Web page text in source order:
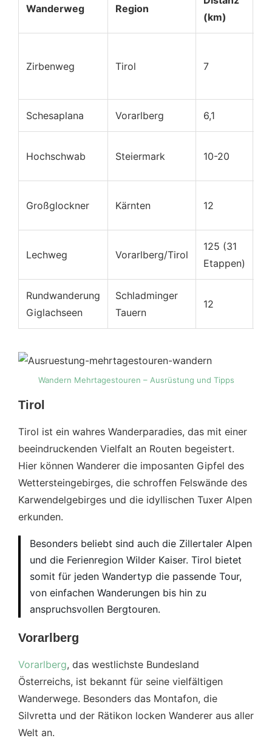
Wanderweg Region
(km)
Zirbenweg Tirol 7
Schesaplana Vorarlberg 6,1
Hochschwab Steiermark 10-20
Großglockner Kärnten 12
Lechweg Vorarlberg/Tirol
125 (31
Etappen)
Rundwanderung
Giglachseen
Schladminger
Tauern
12
Wandern Mehrtagestouren – Ausrüstung und Tipps
Tirol
Tirol ist ein wahres Wanderparadies, das mit einer
beeindruckenden Vielfalt an Routen begeistert.
Hier können Wanderer die imposanten Gipfel des
Wettersteingebirges, die schroffen Felswände des
Karwendelgebirges und die idyllischen Tuxer Alpen
erkunden.
Besonders beliebt sind auch die Zillertaler Alpen
und die Ferienregion Wilder Kaiser. Tirol bietet
somit für jeden Wandertyp die passende Tour,
von einfachen Wanderungen bis hin zu
anspruchsvollen Bergtouren​.
Vorarlberg
Vorarlberg, das westlichste Bundesland
Österreichs, ist bekannt für seine vielfältigen
Wanderwege. Besonders das Montafon, die
Silvretta und der Rätikon locken Wanderer aus aller
Welt an.